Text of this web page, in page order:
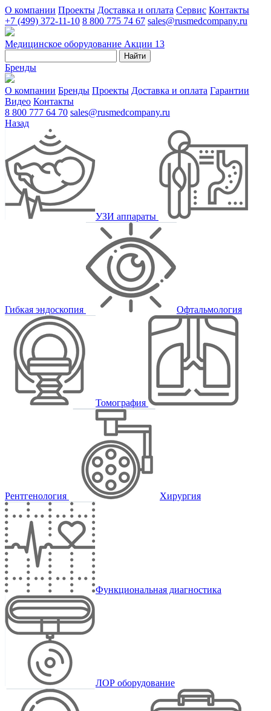
О компании Проекты Доставка и оплата Сервис Контакты
+7 (499) 372-11-10 8 800 775 74 67 sales@rusmedcompany.ru
Медицинское оборудование Акции 13
Найти
Бренды
О компании Бренды Проекты Доставка и оплата Гарантии
Видео Контакты
8 800 777 64 70 sales@rusmedcompany.ru
Назад
УЗИ аппараты
Гибкая эндоскопия Офтальмология
Томография
Рентгенология Хирургия
Функциональная диагностика
ЛОР оборудование